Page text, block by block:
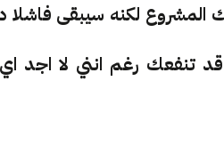
لكنه سيبقى فاشلا
تنفعك رغم انني لا اجد